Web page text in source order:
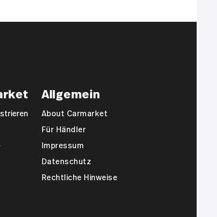
Allgemein
About Carmarket
Für Händler
Impressum
Datenschutz
Rechtliche Hinweise